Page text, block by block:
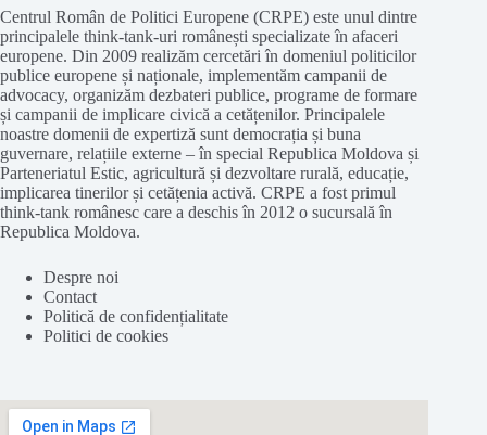
Centrul Român de Politici Europene (CRPE) este unul dintre
principalele think-tank-uri românești specializate în afaceri
europene. Din 2009 realizăm cercetări în domeniul politicilor
publice europene și naționale, implementăm campanii de
advocacy, organizăm dezbateri publice, programe de formare
și campanii de implicare civică a cetățenilor. Principalele
noastre domenii de expertiză sunt democrația și buna
guvernare, relațiile externe – în special Republica Moldova și
Parteneriatul Estic, agricultură și dezvoltare rurală, educație,
implicarea tinerilor și cetățenia activă. CRPE a fost primul
think-tank românesc care a deschis în 2012 o sucursală în
Republica Moldova.
Despre noi
Contact
Politică de confidențialitate
Politici de cookies